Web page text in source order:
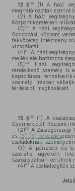
12. § 60 (1) A házi
meghatározottak szerint
(2) A házi
Központ keretében
(3)62
A házi
Gondozási Központ
fekvőbeteg intézmény
vizsgálatát.
(4)63 A házi
melléklete határozza meg.
(5)64
Házi
rendelkező személy is
kapacitással rendelkezik
személy, írásban
térítési díj megfizetését.
13. § 65 (1) A
Gyermekjóléti Központ
(2)66 A Zalaegerszegi
és (6)-(9) bekezdés
családoknak,
(3) A pénzbeli és
szociális ügyekért
szabályzatban kerülnek
(4)67 A családsegítés